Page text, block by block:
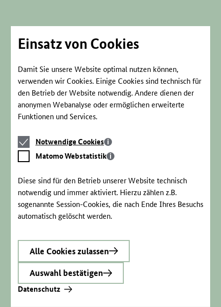
Einsatz von Cookies
Damit Sie unsere Website optimal nutzen können,
verwenden wir Cookies. Einige Cookies sind technisch für
den Betrieb der Website notwendig. Andere dienen der
anonymen Webanalyse oder ermöglichen erweiterte
Funktionen und Services.
Notwendige
Cookies
Notwendige Cookies
Matomo
Webstatistik
Matomo Webstatistik
Diese sind für den Betrieb unserer Website technisch
notwendig und immer aktiviert. Hierzu zählen z.B.
sogenannte Session-Cookies, die nach Ende Ihres Besuchs
automatisch gelöscht werden.
Alle Cookies zulassen
Auswahl bestätigen
Datenschutz